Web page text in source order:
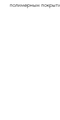
полимерным